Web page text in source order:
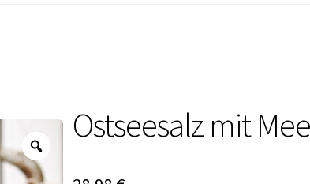
Ostseesalz mit